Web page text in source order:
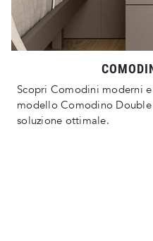
Scopri Comodini moderni
modello Comodino
soluzione ottimale.